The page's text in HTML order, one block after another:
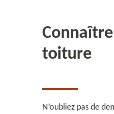
toiture
N’oubliez pas de